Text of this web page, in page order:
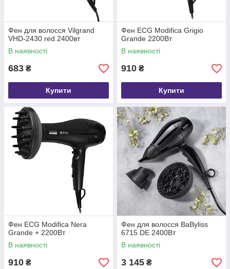
Фен для волосся Vilgrand
VHD-2430 red 2400вт
В наявності
683 ₴
Купити
Фен ECG Modifica Grigio
Grande 2200Вт
В наявності
910 ₴
Купити
Фен ECG Modifica Nera
Grande + 2200Вт
В наявності
910 ₴
Фен для волосся BaByliss
6715 DE 2400Вт
В наявності
3 145 ₴